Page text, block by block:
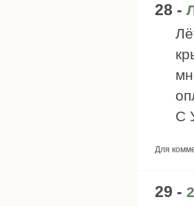
28 -
С
Для
29 -